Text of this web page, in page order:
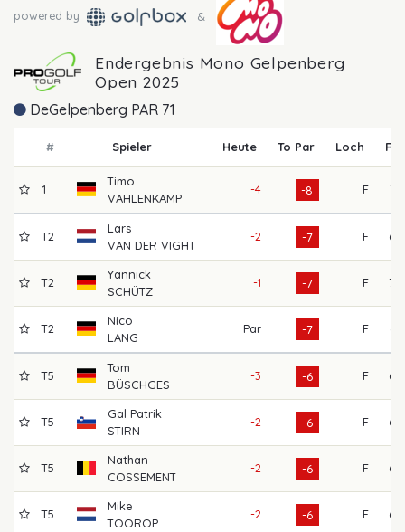
powered by &
Endergebnis Mono Gelpenberg
Open 2025
DeGelpenberg PAR 71
# Spieler Heute To Par Loch R1
1
Timo
VAHLENKAMP
-4 -8 F 72
T2
Lars
VAN DER VIGHT
-2 -7 F 68
T2
Yannick
SCHÜTZ
-1 -7 F 70
T2
Nico
LANG
Par -7 F 64
T5
Tom
BÜSCHGES
-3 -6 F 68
T5
Gal Patrik
STIRN
-2 -6 F 69
T5
Nathan
COSSEMENT
-2 -6 F 69
T5
Mike
TOOROP
-2 -6 F 69